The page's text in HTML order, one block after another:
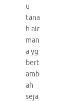
u
tana
h air
man
a yg
bert
amb
ah
seja